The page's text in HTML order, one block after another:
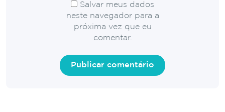
Salvar meus dados
neste navegador para a
próxima vez que eu
comentar.